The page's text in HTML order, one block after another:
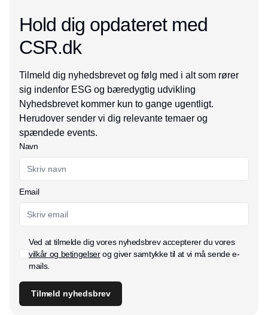
Hold dig opdateret med
CSR.dk
Tilmeld dig nyhedsbrevet og følg med i alt som rører
sig indenfor ESG og bæredygtig udvikling
Nyhedsbrevet kommer kun to gange ugentligt.
Herudover sender vi dig relevante temaer og
spændede events.
Navn
Email
Ved at tilmelde dig vores nyhedsbrev accepterer du vores
vilkår og betingelserog giver samtykke til at vi må sende e-
mails.
Tilmeld nyhedsbrev